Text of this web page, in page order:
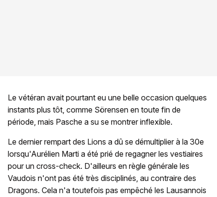
Le vétéran avait pourtant eu une belle occasion quelques
instants plus tôt, comme Sörensen en toute fin de
période, mais Pasche a su se montrer inflexible.
Le dernier rempart des Lions a dû se démultiplier à la 30e
lorsqu'Aurélien Marti a été prié de regagner les vestiaires
pour un cross-check. D'ailleurs en règle générale les
Vaudois n'ont pas été très disciplinés, au contraire des
Dragons. Cela n'a toutefois pas empêché les Lausannois